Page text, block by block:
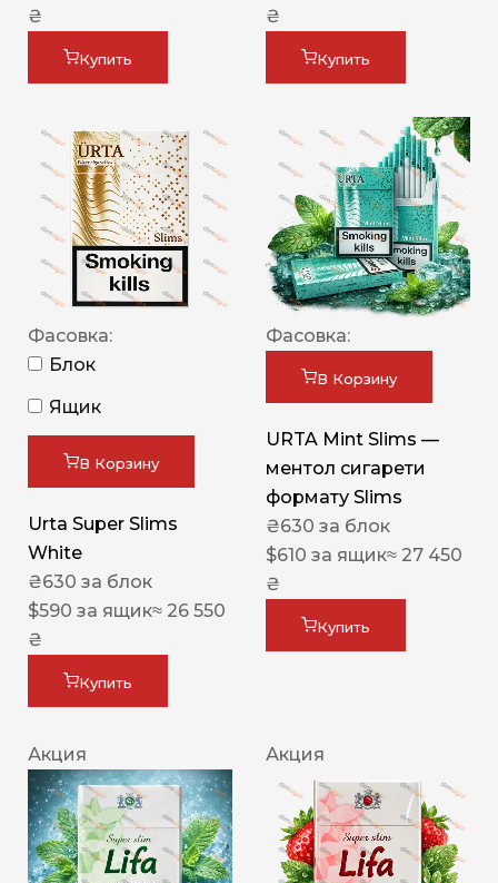
₴
Купить
₴
Купить
Фасовка:
Блок
Ящик
В Корзину
Urta Super Slims
White
₴630 за блок
$590 за ящик≈ 26 550
₴
Купить
Фасовка:
В Корзину
URTA Mint Slims —
ментол сигарети
формату Slims
₴630 за блок
$610 за ящик≈ 27 450
₴
Купить
Акция Акция